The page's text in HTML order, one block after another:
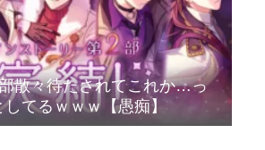
散々待たされてこれか…っ
てるｗｗｗ【愚痴】